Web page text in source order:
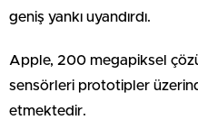
geniş yankı uyandırdı.
Apple, 200 megapiksel
sensörleri prototipler
etmektedir.